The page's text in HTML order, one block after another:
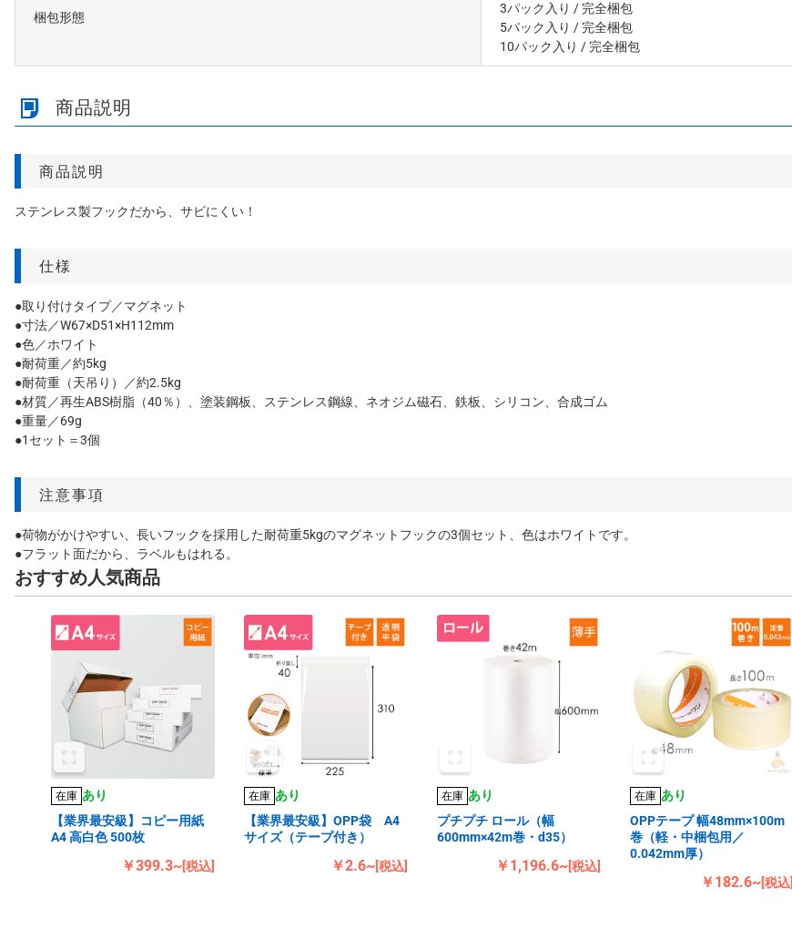
梱包形態
3パック入り / 完全梱包
5パック入り / 完全梱包
10パック入り / 完全梱包
商品説明
商品説明
ステンレス製フックだから、サビにくい！
仕様
●取り付けタイプ／マグネット
●寸法／W67×D51×H112mm
●色／ホワイト
●耐荷重／約5kg
●耐荷重（天吊り）／約2.5kg
●材質／再生ABS樹脂（40％）、塗装鋼板、ステンレス鋼線、ネオジム磁石、鉄板、シリコン、合成ゴム
●重量／69g
●1セット＝3個
注意事項
●荷物がかけやすい、長いフックを採用した耐荷重5kgのマグネットフックの3個セット、色はホワイトです。
●フラット面だから、ラベルもはれる。
おすすめ人気商品
在庫 あり
【業界最安級】コピー用紙
A4 高白色 500枚
￥399.3~[税込]
在庫 あり
【業界最安級】OPP袋 A4
サイズ（テープ付き）
￥2.6~[税込]
在庫 あり
プチプチ ロール（幅
600mm×42m巻・d35）
￥1,196.6~[税込]
在庫 あり
OPPテープ 幅48mm×100m
巻（軽・中梱包用／
0.042mm厚）
￥182.6~[税込]